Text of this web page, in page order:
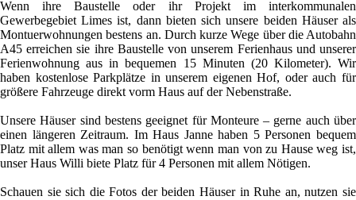
Wenn ihre Baustelle oder ihr Projekt im interkommunalen
Gewerbegebiet Limes ist, dann bieten sich unsere beiden Häuser als
Montuerwohnungen bestens an. Durch kurze Wege über die Autobahn
A45 erreichen sie ihre Baustelle von unserem Ferienhaus und unserer
Ferienwohnung aus in bequemen 15 Minuten (20 Kilometer). Wir
haben kostenlose Parkplätze in unserem eigenen Hof, oder auch für
größere Fahrzeuge direkt vorm Haus auf der Nebenstraße.
Unsere Häuser sind bestens geeignet für Monteure – gerne auch über
einen längeren Zeitraum. Im Haus Janne haben 5 Personen bequem
Platz mit allem was man so benötigt wenn man von zu Hause weg ist,
unser Haus Willi biete Platz für 4 Personen mit allem Nötigen.
Schauen sie sich die Fotos der beiden Häuser in Ruhe an, nutzen sie